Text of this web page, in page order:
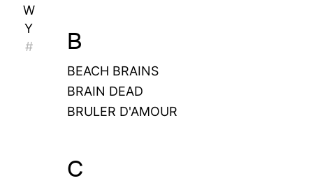
W
Y
#
B
BEACH BRAINS
BRAIN DEAD
BRULER D'AMOUR
C